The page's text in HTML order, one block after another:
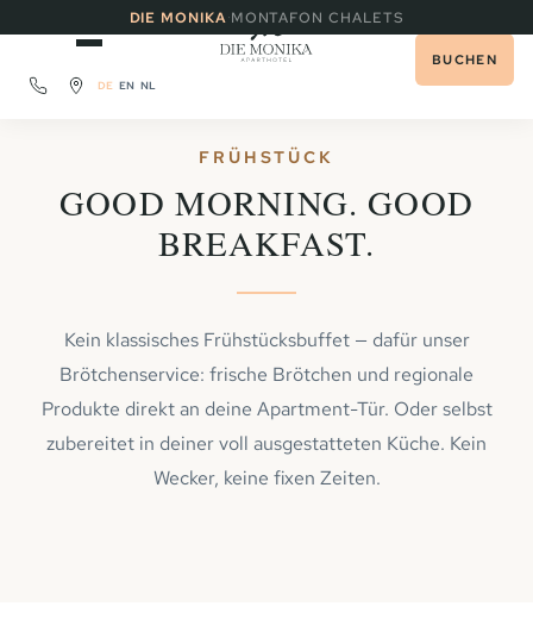
DIE MONIKA·MONTAFON CHALETS
DE EN NL
BUCHEN
FRÜHSTÜCK
GOOD MORNING. GOOD
BREAKFAST.
Kein klassisches Frühstücksbuffet — dafür unser
Brötchenservice: frische Brötchen und regionale
Produkte direkt an deine Apartment-Tür. Oder selbst
zubereitet in deiner voll ausgestatteten Küche. Kein
Wecker, keine fixen Zeiten.